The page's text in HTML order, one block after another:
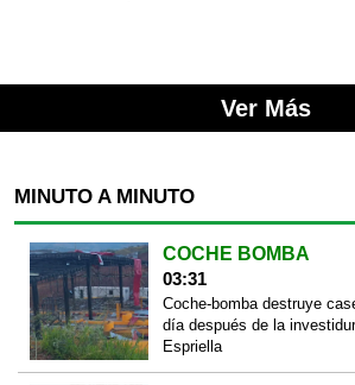
Ver Más
MINUTO A MINUTO
COCHE BOMBA
03:31
Coche-bomba destruye
día después de la
Espriella